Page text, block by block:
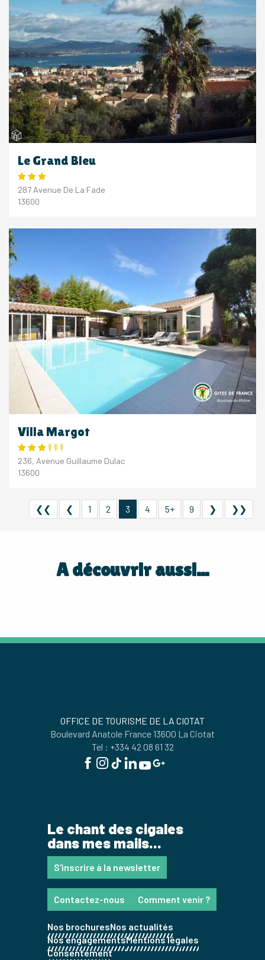
Le Grand Bleu
287 Avenue De La Fade
13600
Villa Margot
236, Avenue Guillaume Dulac
13600
❮❮ ❮ 1 2 3 4 5+ 9 ❯ ❯❯
A découvrir aussi...
OFFICE DE TOURISME DE LA CIOTAT
Boulevard Anatole France 13600 La Ciotat
Tel : +334 42 08 61 32
Le chant des cigales
dans mes mails...
S'inscrire à la newsletter
Contactez-nous Comment venir ?
Nos brochuresNos actualités
Nos engagementsMentions légales
Consentement